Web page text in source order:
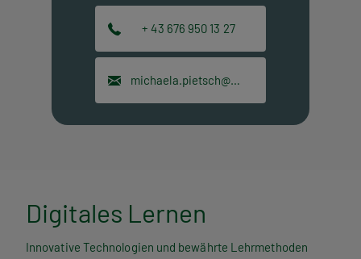
+ 43 676 950 13 27
Digitales Lernen
Innovative Technologien und bewährte Lehrmethoden